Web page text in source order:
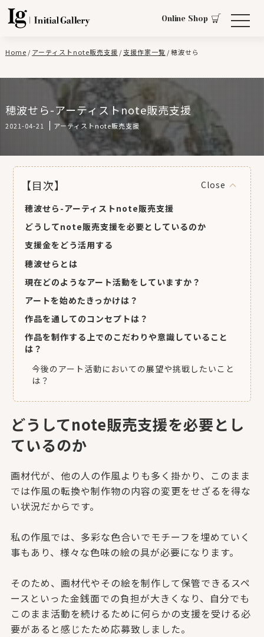
Online Shop
Home / アーティストnote販売支援 /支援作家一覧 /穂波せら
穂波せら-アーティストnote販売支援
2021-04-21 アーティストnote販売支援
【目次】
穂波せら-アーティストnote販売支援
どうしてnote販売支援を必要としているのか
支援金をどう活用する
穂波せらとは
現在どのようなアート活動をしていますか？
アートを始めたきっかけは？
作品を通してのコンセプトは？
作品を制作する上でのこだわりや意識していること
は？
今後のアート活動においての展望や挑戦したいこと
は？
どうしてnote販売支援を必要とし
ているのか
画材代が、他の人の作風よりも多く掛かり、このまま
では作風の転換や制作物の内容の変更をせざるを得な
い状況だからです。
私の作風では、多彩な色合いでモチーフを埋めていく
事もあり、様々な色味の絵の具が必要になります。
そのため、画材代やその絵を制作して保管できるスペ
ースといった金銭面での負担が大きくなり、自分でも
このまま活動を続けるため に何らかの支援を受ける必
要があると感じたため応募致しました。